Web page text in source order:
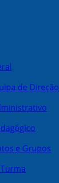
de Direção
e Grupos